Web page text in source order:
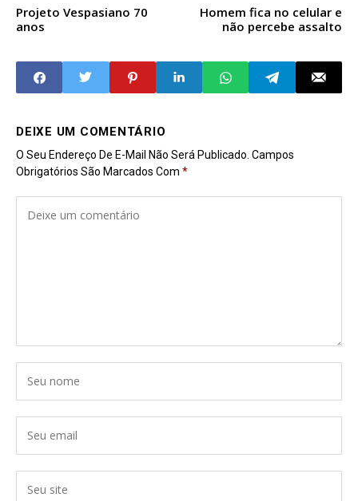
Projeto Vespasiano 70
anos
Homem fica no celular e
não percebe assalto
DEIXE UM COMENTÁRIO
O Seu Endereço De E-Mail Não Será Publicado. Campos
Obrigatórios São Marcados Com *